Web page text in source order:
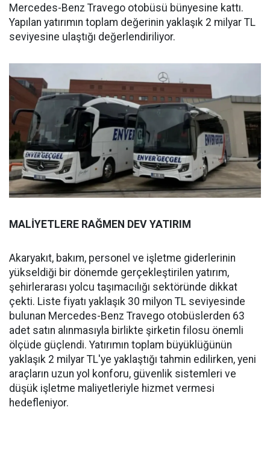
Mercedes-Benz Travego otobüsü bünyesine kattı.
Yapılan yatırımın toplam değerinin yaklaşık 2 milyar TL
seviyesine ulaştığı değerlendiriliyor.
MALİYETLERE RAĞMEN DEV YATIRIM
Akaryakıt, bakım, personel ve işletme giderlerinin
yükseldiği bir dönemde gerçekleştirilen yatırım,
şehirlerarası yolcu taşımacılığı sektöründe dikkat
çekti. Liste fiyatı yaklaşık 30 milyon TL seviyesinde
bulunan Mercedes-Benz Travego otobüslerden 63
adet satın alınmasıyla birlikte şirketin filosu önemli
ölçüde güçlendi. Yatırımın toplam büyüklüğünün
yaklaşık 2 milyar TL'ye yaklaştığı tahmin edilirken, yeni
araçların uzun yol konforu, güvenlik sistemleri ve
düşük işletme maliyetleriyle hizmet vermesi
hedefleniyor.